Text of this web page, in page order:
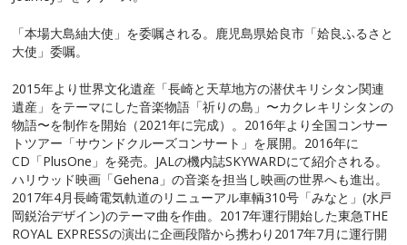
「本場大島紬大使」を委嘱される。鹿児島県姶良市「姶良ふるさと
大使」委嘱。
2015年より世界文化遺産「長崎と天草地方の潜伏キリシタン関連
遺産」をテーマにした音楽物語「祈りの島」〜カクレキリシタンの
物語〜を制作を開始（2021年に完成）。2016年より全国コンサー
トツアー「サウンドクルーズコンサート」を展開。2016年に
CD「PlusOne」を発売。JALの機内誌SKYWARDにて紹介される。
ハリウッド映画「Gehena」の音楽を担当し映画の世界へも進出。
2017年4月長崎電気軌道のリニューアル車輌310号「みなと」(水戸
岡鋭治デザイン)のテーマ曲を作曲。2017年運行開始した東急THE
ROYAL EXPRESSの演出に企画段階から携わり2017年7月に運行開